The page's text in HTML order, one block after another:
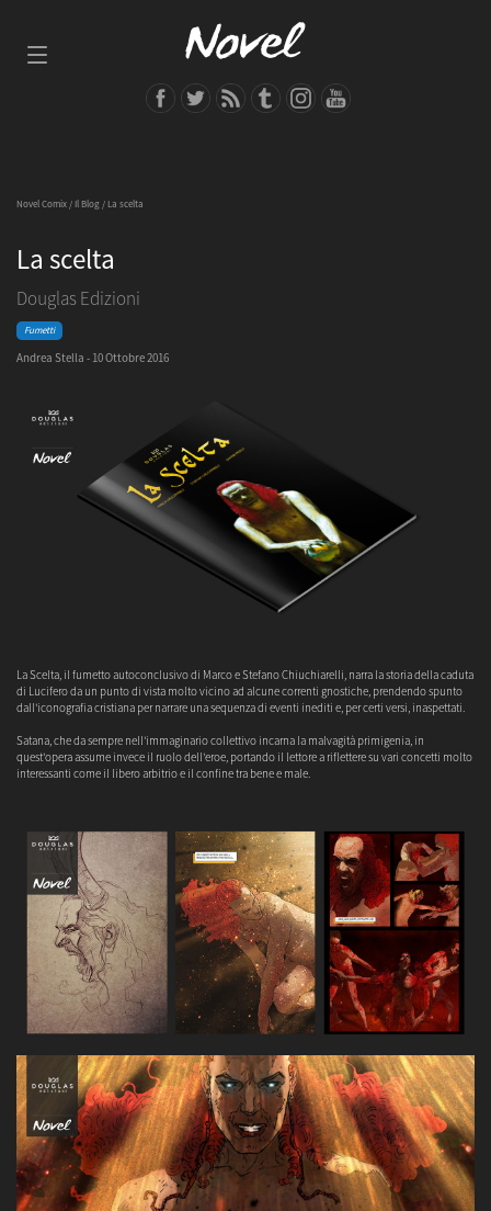
Novel Comix/Il Blog / La scelta
La scelta
Douglas Edizioni
Fumetti
Andrea Stella - 10 Ottobre 2016
La Scelta, il fumetto autoconclusivo di Marco e Stefano Chiuchiarelli, narra la storia della caduta
di Lucifero da un punto di vista molto vicino ad alcune correnti gnostiche, prendendo spunto
dall'iconografia cristiana per narrare una sequenza di eventi inediti e, per certi versi, inaspettati.
Satana, che da sempre nell'immaginario collettivo incarna la malvagità primigenia, in
quest'opera assume invece il ruolo dell'eroe, portando il lettore a riflettere su vari concetti molto
interessanti come il libero arbitrio e il confine tra bene e male.